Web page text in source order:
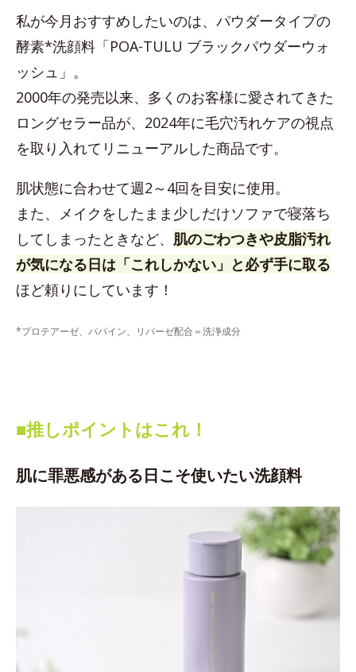
私が今月おすすめしたいのは、パウダータイプの
酵素*洗顔料「POA-TULU ブラックパウダーウォ
ッシュ」。
2000年の発売以来、多くのお客様に愛されてきた
ロングセラー品が、2024年に毛穴汚れケアの視点
を取り入れてリニューアルした商品です。
肌状態に合わせて週2～4回を目安に使用。
また、メイクをしたまま少しだけソファで寝落ち
してしまったときなど、 肌のごわつきや皮脂汚れ
が気になる日は「これしかない」と必ず手に取る
ほど頼りにしています！
*プロテアーゼ、パパイン、リパーゼ配合＝洗浄成分
■推しポイントはこれ！
肌に罪悪感がある日こそ使いたい洗顔料